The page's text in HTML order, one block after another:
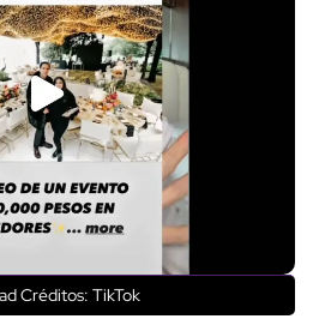
Créditos: TikTok